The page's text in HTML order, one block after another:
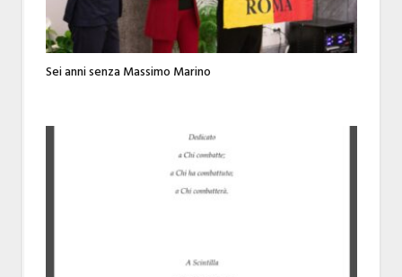
Sei anni senza Massimo Marino